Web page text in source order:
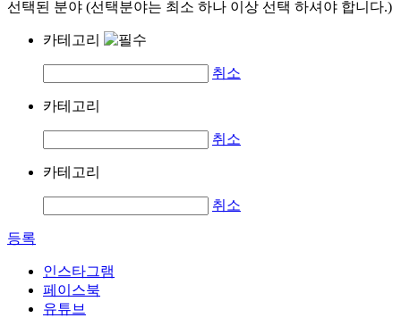
선택된 분야 (선택분야는 최소 하나 이상 선택 하셔야 합니다.)
카테고리
취소
카테고리
취소
카테고리
취소
등록
인스타그램
페이스북
유튜브